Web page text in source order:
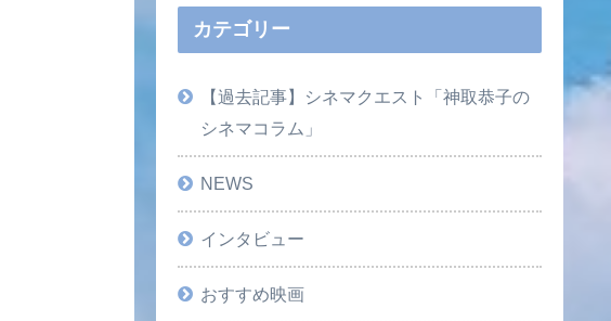
カテゴリー
【過去記事】シネマクエスト「神取恭子の
シネマコラム」
NEWS
インタビュー
おすすめ映画